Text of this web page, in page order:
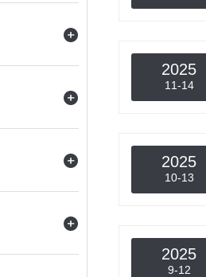
2025
11-14
2025
10-13
2025
9-12